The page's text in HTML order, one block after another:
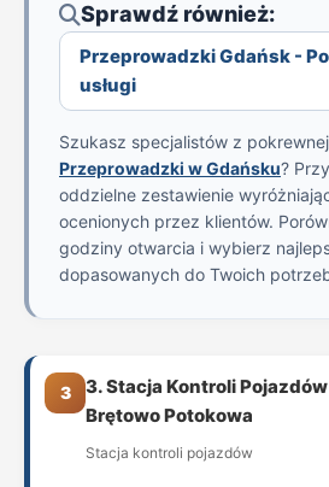
Sprawdź również:
Przeprowadzki Gdańsk -
usługi
Szukasz specjalistów z
Przeprowadzki w Gdańsku?
oddzielne zestawienie
ocenionych przez klientów.
godziny otwarcia i wybierz
dopasowanych do Twoich
3
3. Stacja Kontroli
Brętowo Potokowa
Stacja kontroli pojazdów